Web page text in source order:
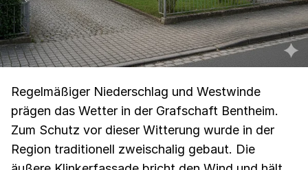
Regelmäßiger Niederschlag und Westwinde
prägen das Wetter in der Grafschaft Bentheim.
Zum Schutz vor dieser Witterung wurde in der
Region traditionell zweischalig gebaut. Die